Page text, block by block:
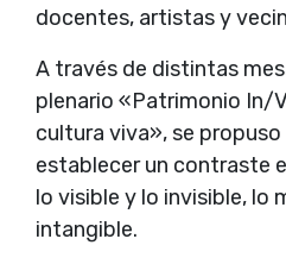
docentes, artistas y
A través de distintas
plenario «Patrimonio In/
cultura viva», se
establecer un contraste
lo visible y lo invisible, lo
intangible.